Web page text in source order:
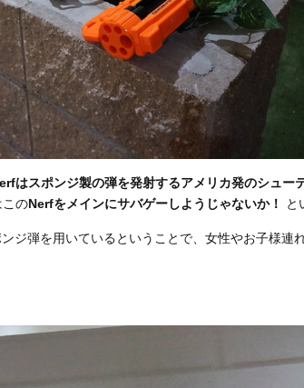
はスポンジ製の弾を発射するアメリカ発のシュー
このNerfをメインにサバゲーしようじゃないか！ と
ジ弾を用いているということで、女性やお子様連